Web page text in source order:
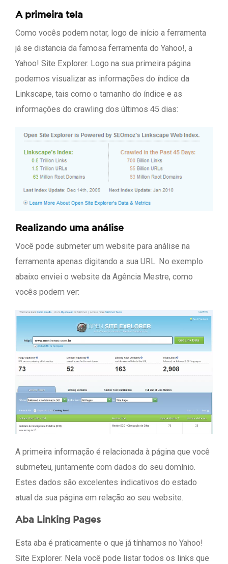
A primeira tela
Como vocês podem notar, logo de início a ferramenta
já se distancia da famosa ferramenta do Yahoo!, a
Yahoo! Site Explorer. Logo na sua primeira página
podemos visualizar as informações do índice da
Linkscape, tais como o tamanho do índice e as
informações do crawling dos últimos 45 dias:
Realizando uma análise
Você pode submeter um website para análise na
ferramenta apenas digitando a sua URL. No exemplo
abaixo enviei o website da Agência Mestre, como
vocês podem ver:
A primeira informação é relacionada à página que você
submeteu, juntamente com dados do seu domínio.
Estes dados são excelentes indicativos do estado
atual da sua página em relação ao seu website.
Aba Linking Pages
Esta aba é praticamente o que já tínhamos no Yahoo!
Site Explorer. Nela você pode listar todos os links que